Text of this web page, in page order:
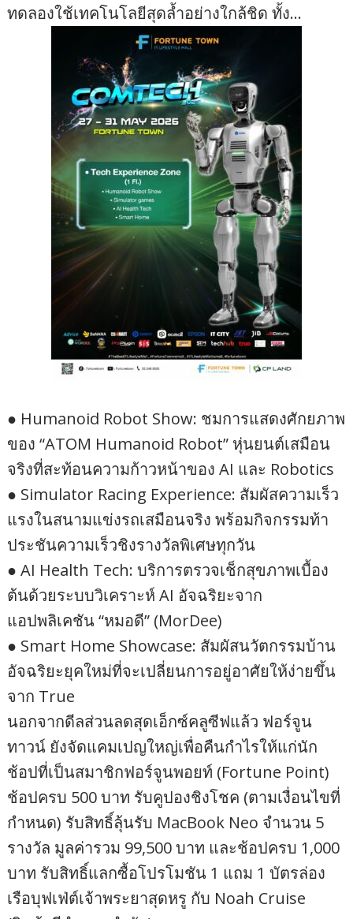
ทดลองใช้เทคโนโลยีสุดล้ำอย่างใกล้ชิด ทั้ง…
● Humanoid Robot Show: ชมการแสดงศักยภาพ
ของ “ATOM Humanoid Robot” หุ่นยนต์เสมือน
จริงที่สะท้อนความก้าวหน้าของ AI และ Robotics
● Simulator Racing Experience: สัมผัสความเร็ว
แรงในสนามแข่งรถเสมือนจริง พร้อมกิจกรรมท้า
ประชันความเร็วชิงรางวัลพิเศษทุกวัน
● AI Health Tech: บริการตรวจเช็กสุขภาพเบื้อง
ต้นด้วยระบบวิเคราะห์ AI อัจฉริยะจาก
แอปพลิเคชัน “หมอดี” (MorDee)
● Smart Home Showcase: สัมผัสนวัตกรรมบ้าน
อัจฉริยะยุคใหม่ที่จะเปลี่ยนการอยู่อาศัยให้ง่ายขึ้น
จาก True
นอกจากดีลส่วนลดสุดเอ็กซ์คลูซีฟแล้ว ฟอร์จูน
ทาวน์ ยังจัดแคมเปญใหญ่เพื่อคืนกำไรให้แก่นัก
ช้อปที่เป็นสมาชิกฟอร์จูนพอยท์ (Fortune Point)
ช้อปครบ 500 บาท รับคูปองชิงโชค (ตามเงื่อนไขที่
กำหนด) รับสิทธิ์ลุ้นรับ MacBook Neo จำนวน 5
รางวัล มูลค่ารวม 99,500 บาท และช้อปครบ 1,000
บาท รับสิทธิ์แลกซื้อโปรโมชัน 1 แถม 1 บัตรล่อง
เรือบุฟเฟ่ต์เจ้าพระยาสุดหรู กับ Noah Cruise